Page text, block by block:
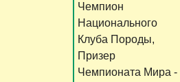
Чемпион
Национального
Клуба Породы,
Призер
Чемпионата Мира -